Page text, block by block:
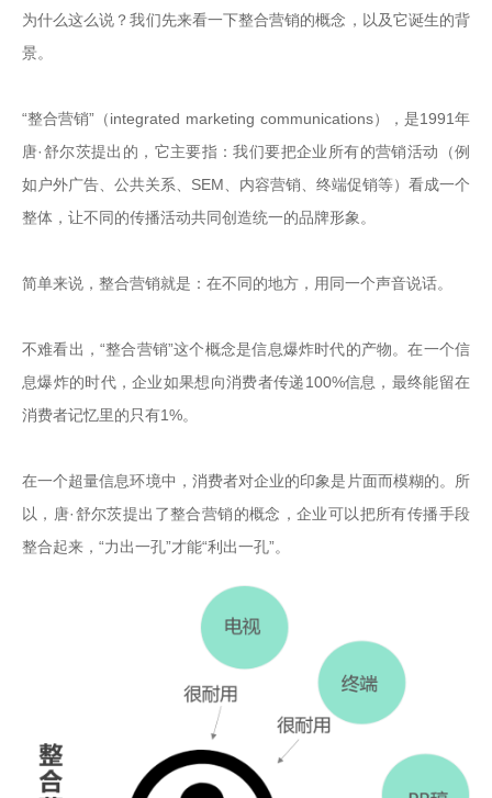
为什么这么说？我们先来看一下整合营销的概念，以及它诞生的背
景。
“整合营销”（integrated marketing communications），是1991年
唐·舒尔茨提出的，它主要指：我们要把企业所有的营销活动（例
如户外广告、公共关系、SEM、内容营销、终端促销等）看成一个
整体，让不同的传播活动共同创造统一的品牌形象。
简单来说，整合营销就是：在不同的地方，用同一个声音说话。
不难看出，“整合营销”这个概念是信息爆炸时代的产物。在一个信
息爆炸的时代，企业如果想向消费者传递100%信息，最终能留在
消费者记忆里的只有1%。
在一个超量信息环境中，消费者对企业的印象是片面而模糊的。所
以，唐·舒尔茨提出了整合营销的概念，企业可以把所有传播手段
整合起来，“力出一孔”才能“利出一孔”。